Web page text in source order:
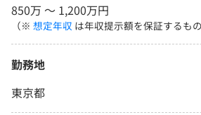
850万 〜 1,200万円
（※ 想定年収 は年収提示額を保証するも
勤務地
東京都